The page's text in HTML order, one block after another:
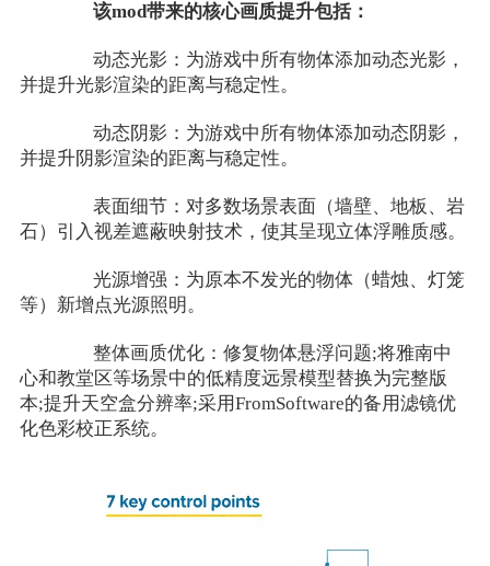
该mod带来的核心画质提升包括：
动态光影：为游戏中所有物体添加动态光影，
并提升光影渲染的距离与稳定性。
动态阴影：为游戏中所有物体添加动态阴影，
并提升阴影渲染的距离与稳定性。
表面细节：对多数场景表面（墙壁、地板、岩
石）引入视差遮蔽映射技术，使其呈现立体浮雕质感。
光源增强：为原本不发光的物体（蜡烛、灯笼
等）新增点光源照明。
整体画质优化：修复物体悬浮问题;将雅南中
心和教堂区等场景中的低精度远景模型替换为完整版
本;提升天空盒分辨率;采用FromSoftware的备用滤镜优
化色彩校正系统。